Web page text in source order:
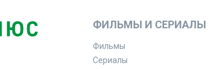
ФИЛЬМЫ И СЕРИАЛЫ
Фильмы
Сериалы